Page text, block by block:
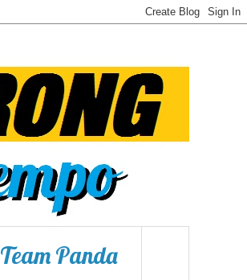
Team Panda